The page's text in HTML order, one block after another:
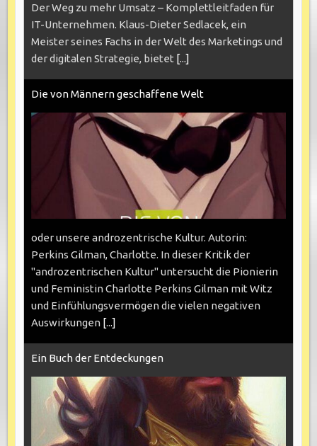
Der Weg zu mehr Umsatz – Komplettleitfaden für
IT-Unternehmen. Klaus-Dieter Sedlacek, ein
Meister seines Fachs in der Welt des Marketings und
der digitalen Strategie, bietet [...]
Die von Männern geschaffene Welt
oder unsere androzentrische Kultur. Autorin:
Perkins Gilman, Charlotte. In dieser Kritik der
"androzentrischen Kultur" untersucht die Pionierin
und Feministin Charlotte Perkins Gilman mit Witz
und Einfühlungsvermögen die vielen negativen
Auswirkungen [...]
Ein Buch der Entdeckungen